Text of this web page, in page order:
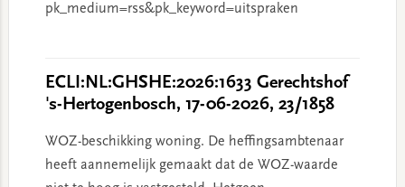
pk_medium=rss&pk_keyword=uitspraken
ECLI:NL:GHSHE:2026:1633 Gerechtshof
's-Hertogenbosch, 17-06-2026, 23/1858
WOZ-beschikking woning. De heffingsambtenaar
heeft aannemelijk gemaakt dat de WOZ-waarde